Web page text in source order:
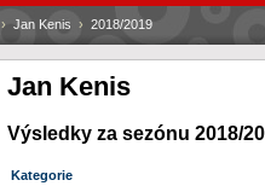
Jan Kenis
Výsledky za sezónu 2018/
Kategorie
› Jan Kenis › 2018/2019